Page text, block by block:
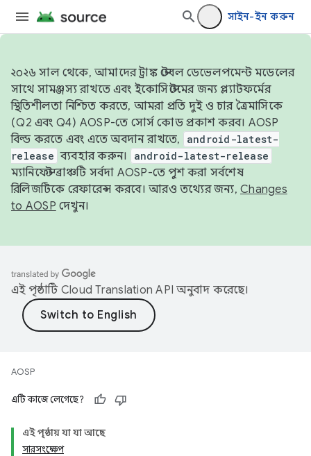
সাইন-ইন করুন
২০২৬ সাল থেকে, আমাদের ট্রাঙ্ক স্টেবল ডেভেলপমেন্ট মডেলের
সাথে সামঞ্জস্য রাখতে এবং ইকোসিস্টেমের জন্য প্ল্যাটফর্মের
স্থিতিশীলতা নিশ্চিত করতে, আমরা প্রতি দুই ও চার ত্রৈমাসিকে
(Q2 এবং Q4) AOSP-তে সোর্স কোড প্রকাশ করব। AOSP
বিল্ড করতে এবং এতে অবদান রাখতে,
android-latest-
release ব্যবহার করুন। android-latest-release
ম্যানিফেস্ট ব্রাঞ্চটি সর্বদা AOSP-তে পুশ করা সর্বশেষ
রিলিজটিকে রেফারেন্স করবে। আরও তথ্যের জন্য, Changes
to AOSP দেখুন।
এই পৃষ্ঠাটি Cloud Translation API অনুবাদ করেছে।
AOSP
এটি কাজে লেগেছে?
এই পৃষ্ঠায় যা যা আছে
সারসংক্ষেপ